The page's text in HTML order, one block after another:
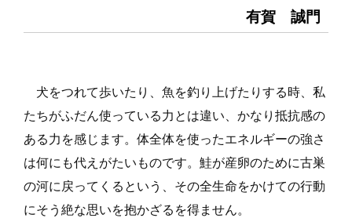
有賀 誠門
犬をつれて歩いたり、魚を釣り上げたりする時、私
たちがふだん使っている力とは違い、かなり抵抗感の
ある力を感じます。体全体を使ったエネルギーの強さ
は何にも代えがたいものです。鮭が産卵のために古巣
の河に戻ってくるという、その全生命をかけての行動
にそう絶な思いを抱かざるを得ません。